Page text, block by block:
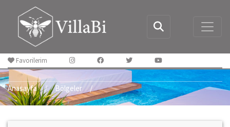
Favorilerim
Anasayfa Bölgeler